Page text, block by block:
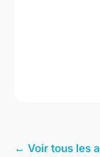
← Voir tous les